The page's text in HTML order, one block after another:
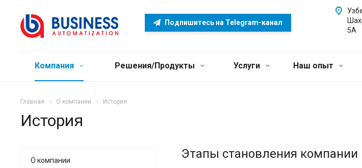
Подпишитесь на Telegram-канал
5А
Компания Решения/Продукты Услуги Наш опыт
Главная О компании История
История
Этапы становления компании
О компании